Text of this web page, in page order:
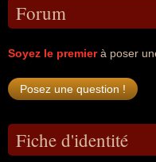
Forum
Soyez le premierà poser
Fiche d'identité